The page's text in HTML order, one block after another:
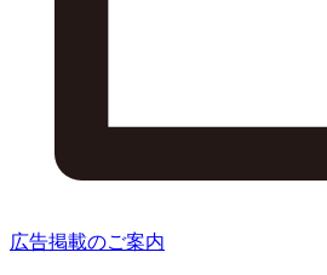
広告掲載のご案内